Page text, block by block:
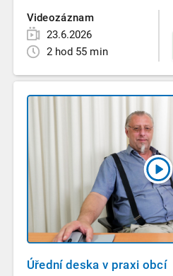
Videozáznam
23.6.2026
2 hod 55 min
Úřední deska v praxi obcí